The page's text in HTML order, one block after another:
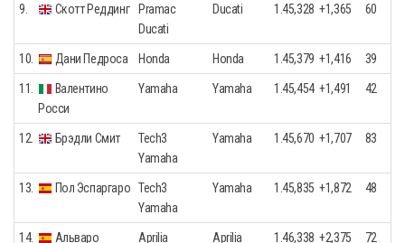
9. Скотт Реддинг
Pramac
Ducati
Ducati 1.45,328 +1,365 60
10. Дани Педроса Honda Honda 1.45,379 +1,416 39
11.
Валентино
Росси
Yamaha Yamaha 1.45,454 +1,491 42
12. Брэдли Смит
Tech3
Yamaha
Yamaha 1.45,670 +1,707 83
13. Пол Эспаргаро Tech3
Yamaha
Yamaha 1.45,835 +1,872 48
14. Альваро Aprilia Aprilia 1.46,338 +2,375 72